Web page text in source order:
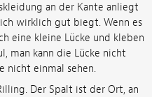
an der Kante anliegt
wirklich gut biegt. Wenn es
eine kleine Lücke und kleben
man kann die Lücke nicht
nicht einmal sehen.
Der Spalt ist der Ort, an